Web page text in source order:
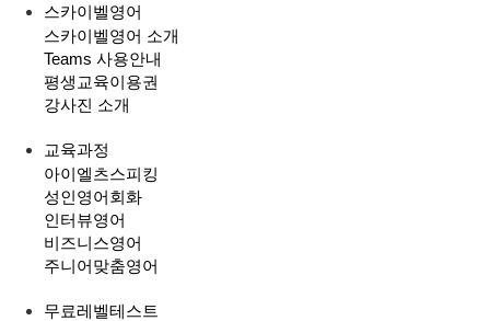
스카이벨영어
스카이벨영어 소개
Teams 사용안내
평생교육이용권
강사진 소개
교육과정
아이엘츠스피킹
성인영어회화
인터뷰영어
비즈니스영어
주니어맞춤영어
무료레벨테스트